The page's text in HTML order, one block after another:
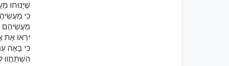
שֶׁיָּנוּחוּ
כִּי
מַעֲשֵׂיהֶם
יִרְאוּ אֶת
כִּי בָּאָה
הִשְׁתַּחֲווּ